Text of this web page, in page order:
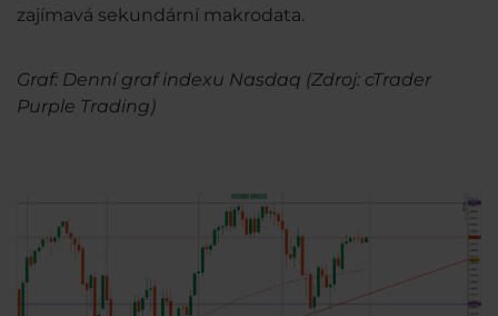
zajímavá sekundární makrodata.
Graf: Denní graf indexu Nasdaq (Zdroj: cTrader
Purple Trading)